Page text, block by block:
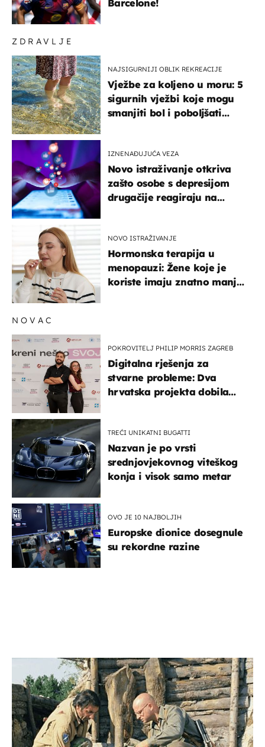
ZDRAVLJE
NAJSIGURNIJI OBLIK REKREACIJE
Vježbe za koljeno u moru: 5
sigurnih vježbi koje mogu
smanjiti bol i poboljšati
IZNENAĐUJUĆA VEZA
Novo istraživanje otkriva
zašto osobe s depresijom
drugačije reagiraju na
NOVO ISTRAŽIVANJE
Hormonska terapija u
menopauzi: Žene koje je
koriste imaju znatno manji
Barcelone!
NOVAC
POKROVITELJ PHILIP MORRIS ZAGREB
Digitalna rješenja za
stvarne probleme: Dva
hrvatska projekta dobila
TREĆI UNIKATNI BUGATTI
Nazvan je po vrsti
srednjovjekovnog viteškog
konja i visok samo metar
OVO JE 10 NAJBOLJIH
Europske dionice dosegnule
su rekordne razine